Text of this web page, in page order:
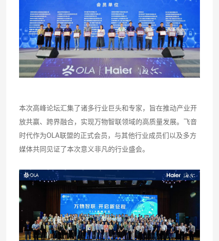
本次高峰论坛汇集了诸多行业巨头和专家，旨在推动产业开
放共赢、跨界融合，实现万物智联领域的高质量发展。飞音
时代作为OLA联盟的正式会员，与其他行业成员们以及多方
媒体共同见证了本次意义非凡的行业盛会。